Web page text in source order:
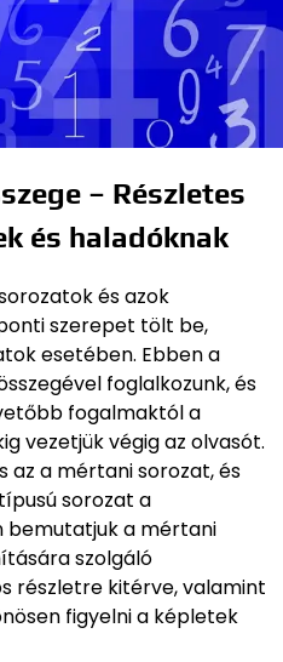
– Részletes
és haladóknak
és azok
szerepet tölt be,
esetében. Ebben a
foglalkozunk, és
fogalmaktól a
vezetjük végig az olvasót.
az a mértani sorozat, és
sorozat a
bemutatjuk a mértani
szolgáló
részletre kitérve, valamint
figyelni a képletek